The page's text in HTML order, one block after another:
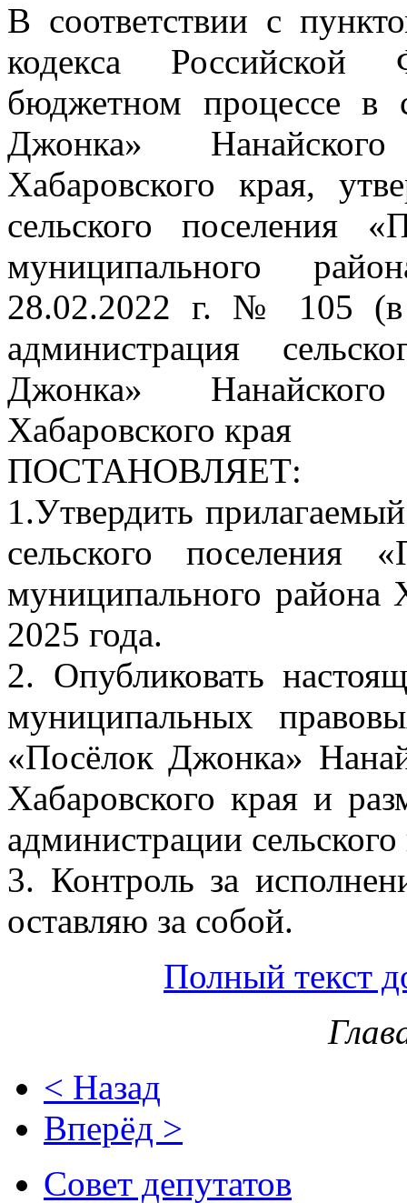
В соответствии с
кодекса
бюджетном процессе в
Джонка»
Хабаровского края,
сельского поселения
муниципального
28.02.2022 г. № 105
администрация
Джонка»
Хабаровского края
ПОСТАНОВЛЯЕТ:
1.Утвердить
сельского поселения
муниципального района
2025 года.
2. Опубликовать
муниципальных
«Посёлок Джонка»
Хабаровского края и
администрации
3. Контроль за
оставляю за собой.
Полный текст
< Назад
Вперёд >
Совет депутатов